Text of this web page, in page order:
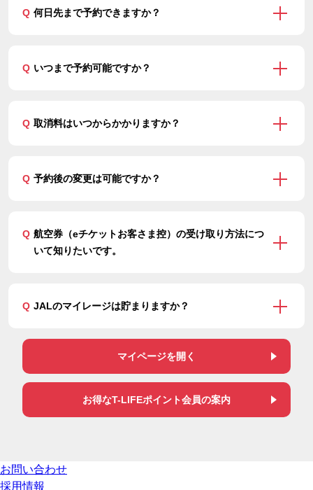
Q 何日先まで予約できますか？
Q いつまで予約可能ですか？
Q 取消料はいつからかかりますか？
Q 予約後の変更は可能ですか？
Q 航空券（eチケットお客さま控）の受け取り方法につ
いて知りたいです。
Q JALのマイレージは貯まりますか？
マイページを開く
お得なT-LIFEポイント会員の案内
お問い合わせ
採用情報